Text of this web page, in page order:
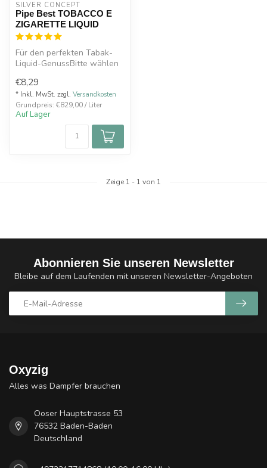
SILVER CONCEPT
Pipe Best TOBACCO E
ZIGARETTE LIQUID
Für den perfekten Tabak-
Liquid-GenussBitte wählen
€8,29
* Inkl. MwSt. zzgl. Versandkosten
Grundpreis: €829,00 / Liter
Auf Lager
Zeige 1 - 1 von 1
Abonnieren Sie unseren Newsletter
Bleibe auf dem Laufenden mit unseren Newsletter-Angeboten
Oxyzig
Alles was Dampfer brauchen
Ooser Hauptstrasse 53
76532 Baden-Baden
Deutschland